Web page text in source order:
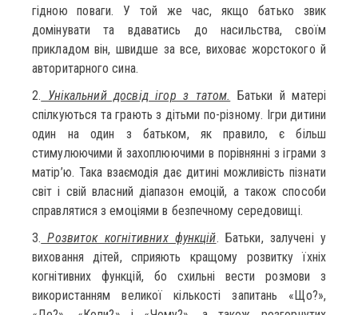
гідною поваги. У той же час, якщо батько звик
домінувати та вдаватись до насильства, своїм
прикладом він, швидше за все, виховає жорстокого й
авторитарного сина.
2. Унікальний досвід ігор з татом. Батьки й матері
спілкуються та грають з дітьми по-різному. Ігри дитини
один на один з батьком, як правило, є більш
стимулюючими й захоплюючими в порівнянні з іграми з
матір’ю. Така взаємодія дає дитині можливість пізнати
світ і свій власний діапазон емоцій, а також способи
справлятися з емоціями в безпечному середовищі.
3. Розвиток когнітивних функцій. Батьки, залучені у
виховання дітей, сприяють кращому розвитку їхніх
когнітивних функцій, бо схильні вести розмови з
використанням великої кількості запитань «Що?»,